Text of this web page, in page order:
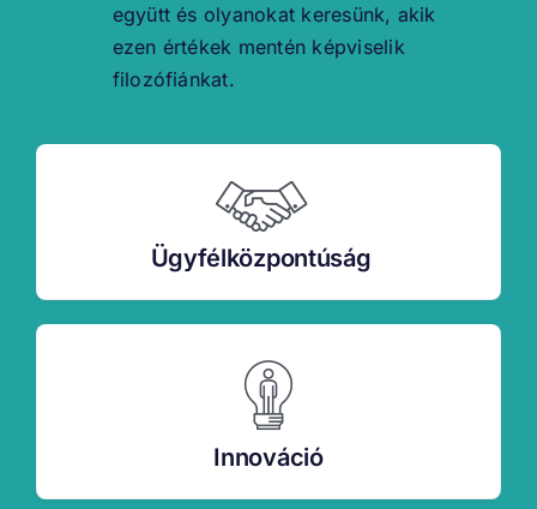
Ügyfélközpontúság
Innováció
együtt és olyanokat keresünk, akik
ezen értékek mentén képviselik
filozófiánkat.